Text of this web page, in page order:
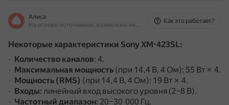
Алиса
На основе источников, возможны неточности
Как это работает?
Некоторые характеристики Sony XM-423SL:
Количество каналов: 4.
Максимальная мощность (при 14,4 В, 4 Ом): 55 Вт × 4.
Мощность (RMS) (при 14,4 В, 4 Ом): 19 Вт × 4.
Входы: линейный вход высокого уровня (2–8 В).
Частотный диапазон: 20–30 000 Гц.